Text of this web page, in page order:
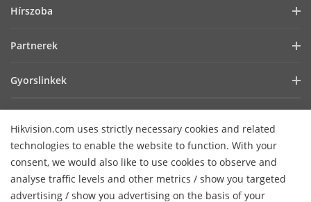
Hikvision.com uses strictly necessary cookies and related
technologies to enable the website to function. With your
consent, we would also like to use cookies to observe and
analyse traffic levels and other metrics / show you targeted
advertising / show you advertising on the basis of your
Kiberbiztonság
GYIK
Hírszoba
Sikertörténetek
HikSnap
Videók
Partnerek
Hikvision nyílt beágyazott platform
Gyorslinkek
Hol vásárolhat
Akadálymentességi nyilatkozat
Hikvision eLearning
Lépjen kapcsolatba velünk